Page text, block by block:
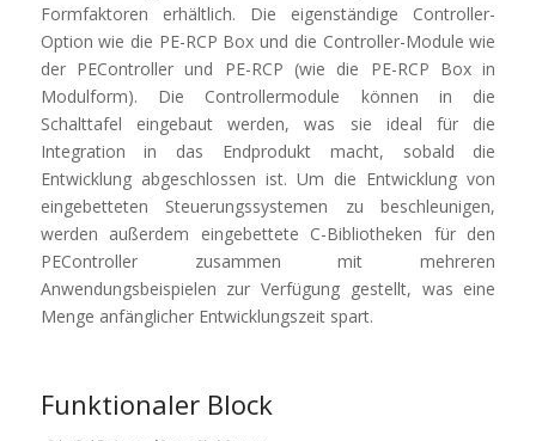
Formfaktoren erhältlich. Die eigenständige Controller-
Option wie die PE-RCP Box und die Controller-Module wie
der PEController und PE-RCP (wie die PE-RCP Box in
Modulform). Die Controllermodule können in die
Schalttafel eingebaut werden, was sie ideal für die
Integration in das Endprodukt macht, sobald die
Entwicklung abgeschlossen ist. Um die Entwicklung von
eingebetteten Steuerungssystemen zu beschleunigen,
werden außerdem eingebettete C-Bibliotheken für den
PEController zusammen mit mehreren
Anwendungsbeispielen zur Verfügung gestellt, was eine
Menge anfänglicher Entwicklungszeit spart.
Funktionaler Block